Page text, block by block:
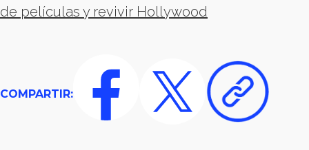
de películas y revivir Hollywood
COMPARTIR: